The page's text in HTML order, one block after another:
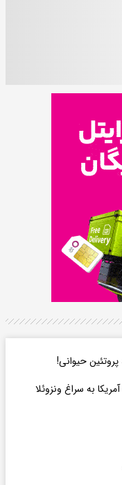
پروتئین حیوانی!
آمریکا به سراغ ونزوئلا